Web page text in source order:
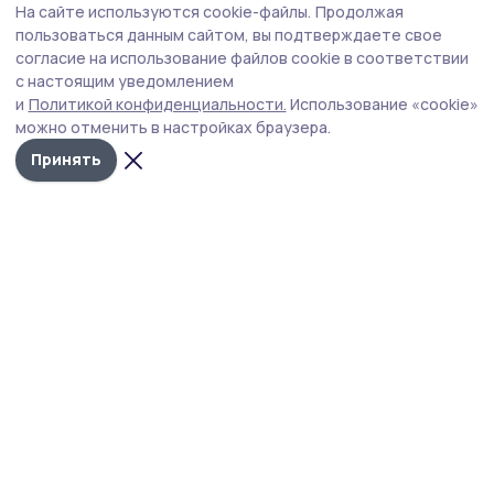
В детском саду Кирсанова отметили День
клоуна
В детском саду «Ромашка» был организован
тематический день, посвящённый Всемирному дню
клоуна.
На сайте используются cookie-файлы. Продолжая
пользоваться данным сайтом, вы подтверждаете свое
согласие на использование файлов cookie в соответствии
с настоящим уведомлением
и Политикой конфиденциальности. Использование «cookie»
можно отменить в настройках браузера.
Принять